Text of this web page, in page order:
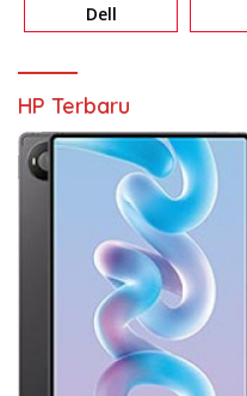
Dell
HP Terbaru